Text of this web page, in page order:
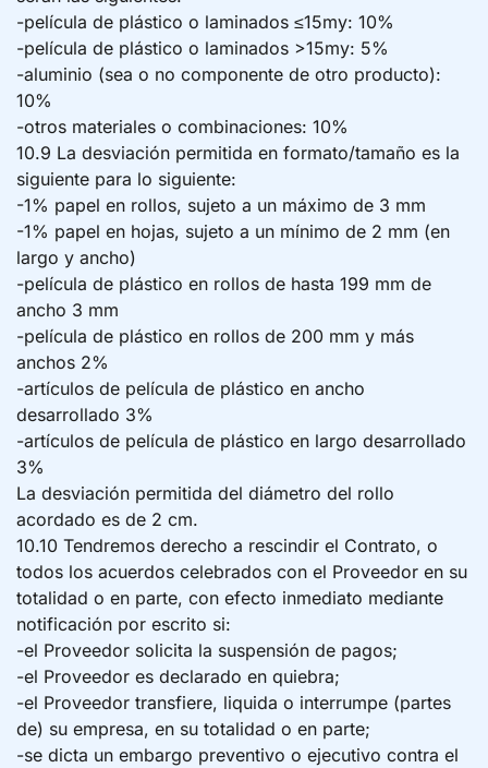
-película de plástico o laminados ≤15my: 10%
-película de plástico o laminados >15my: 5%
-aluminio (sea o no componente de otro producto):
10%
-otros materiales o combinaciones: 10%
10.9 La desviación permitida en formato/tamaño es la
siguiente para lo siguiente:
-1% papel en rollos, sujeto a un máximo de 3 mm
-1% papel en hojas, sujeto a un mínimo de 2 mm (en
largo y ancho)
-película de plástico en rollos de hasta 199 mm de
ancho 3 mm
-película de plástico en rollos de 200 mm y más
anchos 2%
-artículos de película de plástico en ancho
desarrollado 3%
-artículos de película de plástico en largo desarrollado
3%
La desviación permitida del diámetro del rollo
acordado es de 2 cm.
10.10 Tendremos derecho a rescindir el Contrato, o
todos los acuerdos celebrados con el Proveedor en su
totalidad o en parte, con efecto inmediato mediante
notificación por escrito si:
-el Proveedor solicita la suspensión de pagos;
-el Proveedor es declarado en quiebra;
-el Proveedor transfiere, liquida o interrumpe (partes
de) su empresa, en su totalidad o en parte;
-se dicta un embargo preventivo o ejecutivo contra el